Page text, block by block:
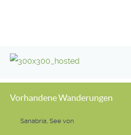
Vorhandene Wanderungen
Sanabria, See von